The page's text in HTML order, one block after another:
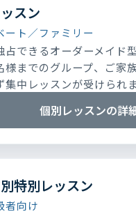
スン
ート／ファミリー
占できるオーダーメイド
様までのグループ、ご家
集中レッスンが受けられま
個別レッスンの詳
特別レッスン
者向け